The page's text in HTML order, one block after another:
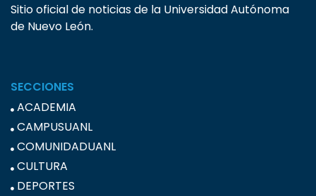
Sitio oficial de noticias de la Universidad Autónoma
de Nuevo León.
SECCIONES
ACADEMIA
CAMPUSUANL
COMUNIDADUANL
CULTURA
DEPORTES